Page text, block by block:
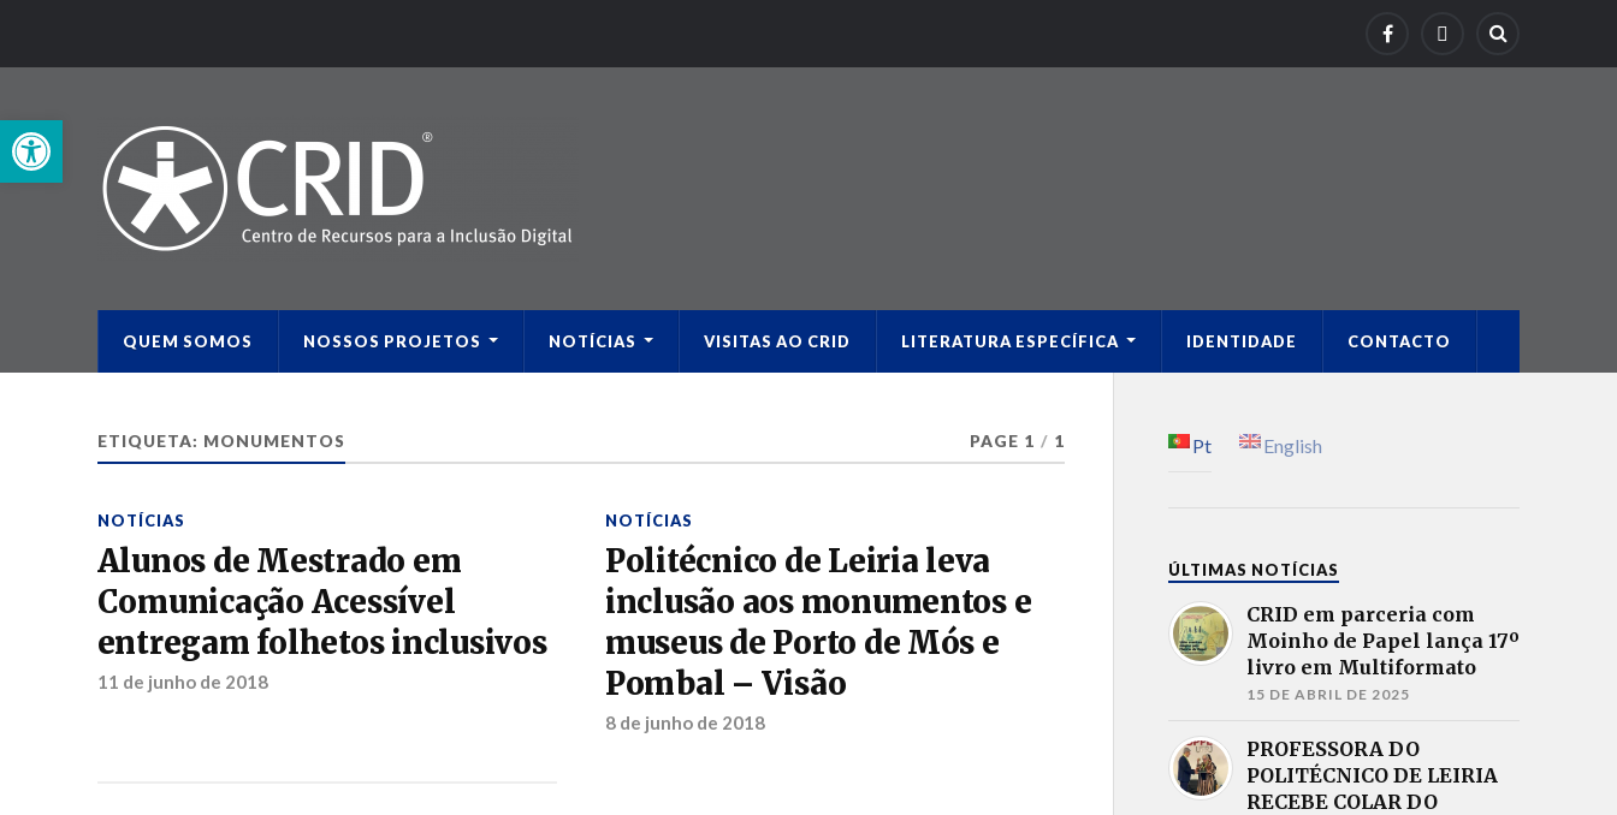
Open toolbar
QUEM SOMOS NOSSOS PROJETOS NOTÍCIAS VISITAS AO CRID LITERATURA ESPECÍFICA IDENTIDADE CONTACTO
ETIQUETA: MONUMENTOS PAGE 1 / 1
NOTÍCIAS
Alunos de Mestrado em
Comunicação Acessível
entregam folhetos inclusivos
11 de junho de 2018
NOTÍCIAS
Politécnico de Leiria leva
inclusão aos monumentos e
museus de Porto de Mós e
Pombal – Visão
8 de junho de 2018
Pt English
ÚLTIMAS NOTÍCIAS
CRID em parceria com
Moinho de Papel lança 17º
livro em Multiformato
15 DE ABRIL DE 2025
PROFESSORA DO
POLITÉCNICO DE LEIRIA
RECEBE COLAR DO